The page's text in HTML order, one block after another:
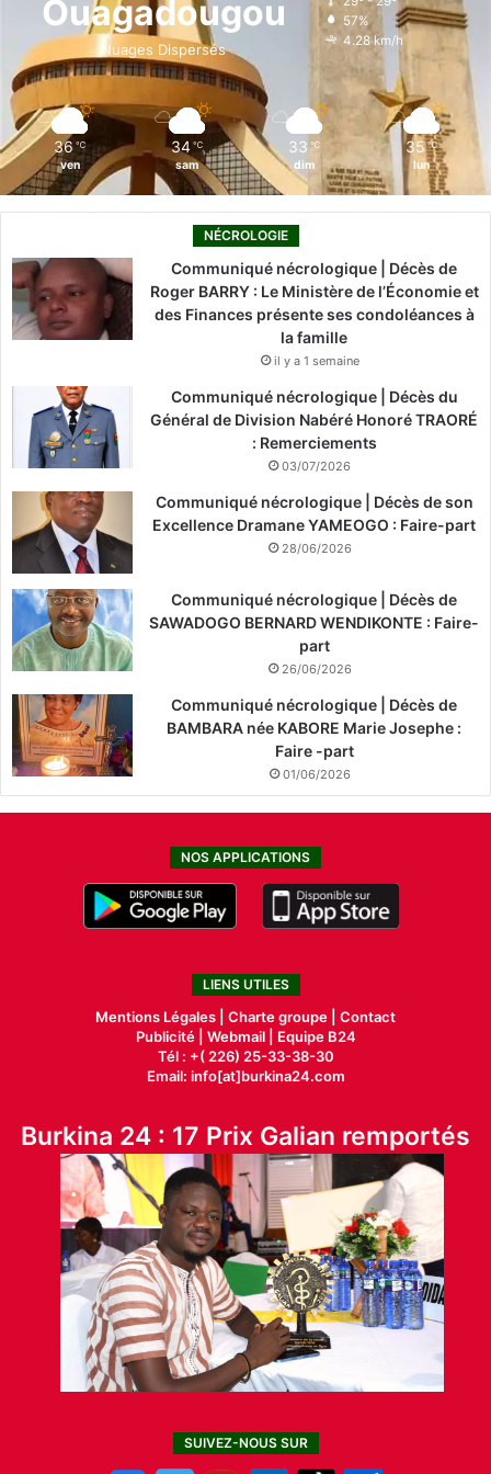
o
k
i
n
r
Ouagadougou
Nuages Dispersés
57%
4.28 km/h
36 ℃
ven
34 ℃
sam
33 ℃
dim
35 ℃
lun
NÉCROLOGIE
Communiqué nécrologique | Décès de
Roger BARRY : Le Ministère de l’Économie et
des Finances présente ses condoléances à
la famille
il y a 1 semaine
Communiqué nécrologique | Décès du
Général de Division Nabéré Honoré TRAORÉ
: Remerciements
03/07/2026
Communiqué nécrologique | Décès de son
Excellence Dramane YAMEOGO : Faire-part
28/06/2026
Communiqué nécrologique | Décès de
SAWADOGO BERNARD WENDIKONTE : Faire-
part
26/06/2026
Communiqué nécrologique | Décès de
BAMBARA née KABORE Marie Josephe :
Faire -part
01/06/2026
NOS APPLICATIONS
LIENS UTILES
Mentions Légales | Charte groupe | Contact
Publicité| Webmail |
Equipe B24
Tél : +( 226) 25-33-38-30
Email: info[at]burkina24.com
Burkina 24 : 17 Prix Galian remportés
SUIVEZ-NOUS SUR